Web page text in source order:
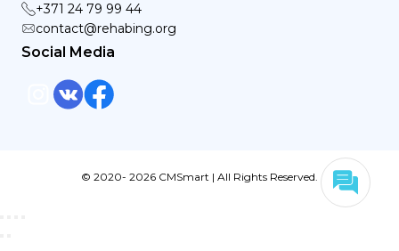
+371 24 79 99 44
contact@rehabing.org
Social Media
© 2020- 2026 CMSmart | All Rights Reserved.